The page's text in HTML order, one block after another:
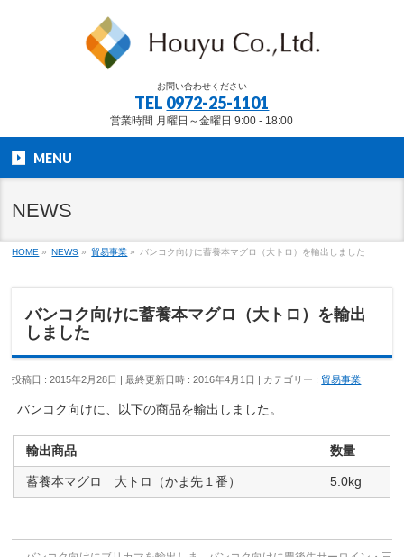
お問い合わせください
TEL 0972-25-1101
営業時間 月曜日～金曜日 9:00 - 18:00
MENU
NEWS
HOME » NEWS » 貿易事業 » バンコク向けに蓄養本マグロ（大トロ）を輸出しました
バンコク向けに蓄養本マグロ（大トロ）を輸出
しました
投稿日 : 2015年2月28日 最終更新日時 : 2016年4月1日 カテゴリー : 貿易事業
バンコク向けに、以下の商品を輸出しました。
輸出商品 数量
蓄養本マグロ 大トロ（かま先１番） 5.0kg